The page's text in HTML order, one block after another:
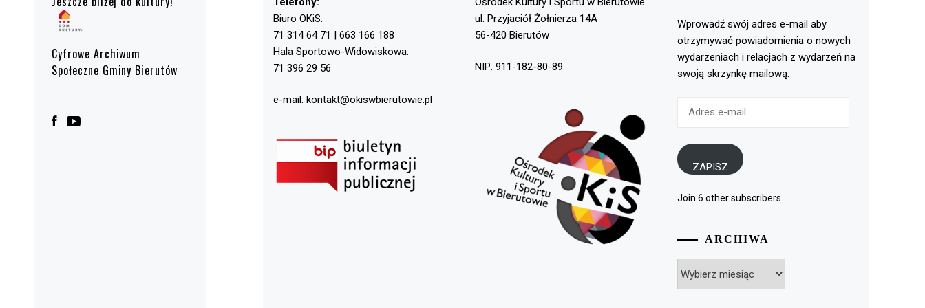
Cyfrowe Archiwum
Społeczne Gminy Bierutów
Biuro OKiS:
71 314 64 71 | 663 166 188
Hala Sportowo-Widowiskowa:
71 396 29 56
e-mail: kontakt@okiswbierutowie.pl
ul. Przyjaciół Żołnierza 14A
56-420 Bierutów
NIP: 911-182-80-89
Wprowadź swój adres e-mail aby
otrzymywać powiadomienia o nowych
wydarzeniach i relacjach z wydarzeń na
swoją skrzynkę mailową.
ZAPISZ
Join 6 other subscribers
ARCHIWA